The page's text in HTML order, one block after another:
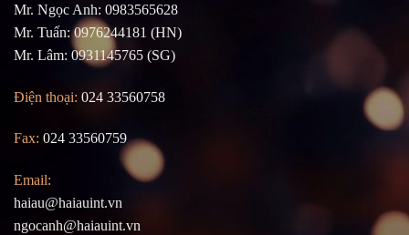
Mr. Ngọc Anh: 0983565628
Mr. Tuấn: 0976244181 (HN)
Mr. Lâm: 0931145765 (SG)
Điện thoại: 024 33560758
Fax: 024 33560759
Email:
haiau@haiauint.vn
ngocanh@haiauint.vn